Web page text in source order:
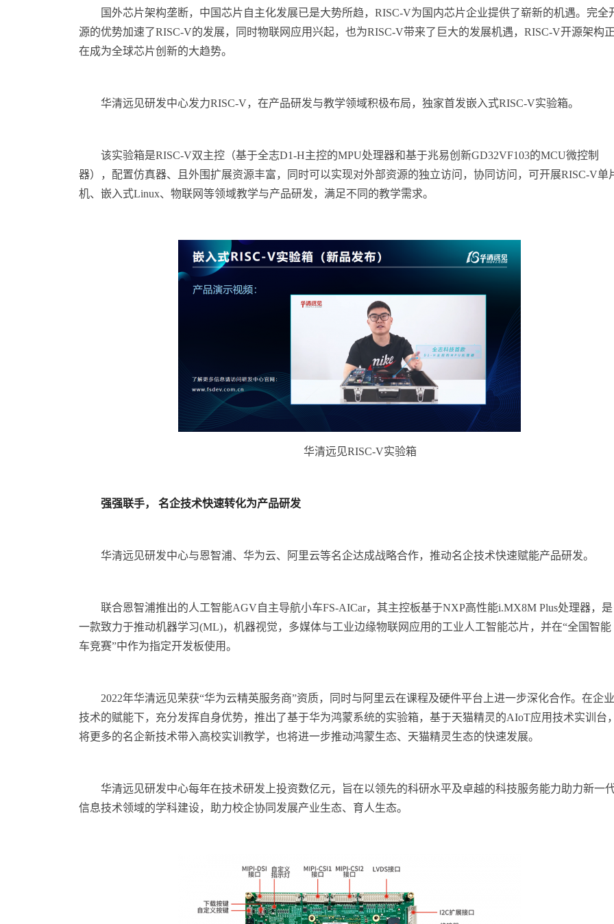
国外芯片架构垄断，中国芯片自主化发展已是大势所趋，RISC-V为国内芯片企业提供了崭新的机遇。完全
源的优势加速了RISC-V的发展，同时物联网应用兴起，也为RISC-V带来了巨大的发展机遇，RISC-V开源架构
在成为全球芯片创新的大趋势。
华清远见研发中心发力RISC-V，在产品研发与教学领域积极布局，独家首发嵌入式RISC-V实验箱。
该实验箱是RISC-V双主控（基于全志D1-H主控的MPU处理器和基于兆易创新GD32VF103的MCU微控制
器），配置仿真器、且外围扩展资源丰富，同时可以实现对外部资源的独立访问，协同访问，可开展RISC-V单
机、嵌入式Linux、物联网等领域教学与产品研发，满足不同的教学需求。
华清远见RISC-V实验箱
强强联手， 名企技术快速转化为产品研发
华清远见研发中心与恩智浦、华为云、阿里云等名企达成战略合作，推动名企技术快速赋能产品研发。
联合恩智浦推出的人工智能AGV自主导航小车FS-AICar，其主控板基于NXP高性能i.MX8M Plus处理器，是
一款致力于推动机器学习(ML)，机器视觉，多媒体与工业边缘物联网应用的工业人工智能芯片，并在“全国智能
车竞赛”中作为指定开发板使用。
2022年华清远见荣获“华为云精英服务商”资质，同时与阿里云在课程及硬件平台上进一步深化合作。在企业
技术的赋能下，充分发挥自身优势，推出了基于华为鸿蒙系统的实验箱，基于天猫精灵的AIoT应用技术实训台
将更多的名企新技术带入高校实训教学，也将进一步推动鸿蒙生态、天猫精灵生态的快速发展。
华清远见研发中心每年在技术研发上投资数亿元，旨在以领先的科研水平及卓越的科技服务能力助力新一
信息技术领域的学科建设，助力校企协同发展产业生态、育人生态。